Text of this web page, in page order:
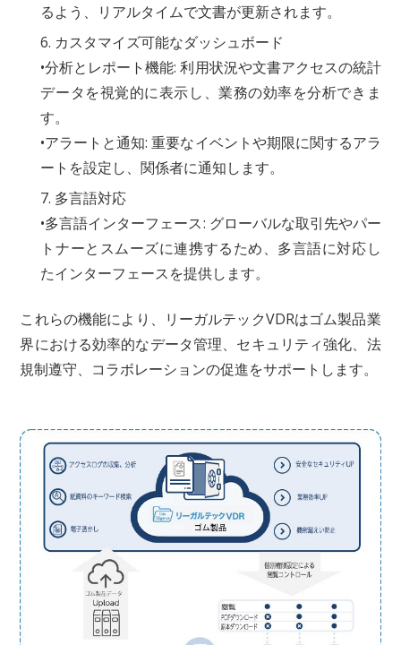
るよう、リアルタイムで文書が更新されます。
6. カスタマイズ可能なダッシュボード
•分析とレポート機能: 利用状況や文書アクセスの統計
データを視覚的に表示し、業務の効率を分析できま
す。
•アラートと通知: 重要なイベントや期限に関するアラ
ートを設定し、関係者に通知します。
7. 多言語対応
•多言語インターフェース: グローバルな取引先やパー
トナーとスムーズに連携するため、多言語に対応し
たインターフェースを提供します。
これらの機能により、リーガルテックVDRはゴム製品業
界における効率的なデータ管理、セキュリティ強化、法
規制遵守、コラボレーションの促進をサポートします。